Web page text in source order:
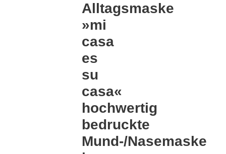
Alltagsmaske
»mi
casa
es
su
casa«
hochwertig
bedruckte
Mund-/Nasemaske